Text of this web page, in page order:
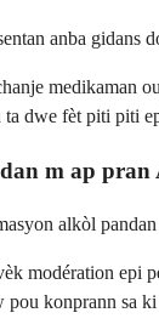
anba
medikaman
dwe fèt piti piti
m ap pran
alkòl
modération
konprann sa